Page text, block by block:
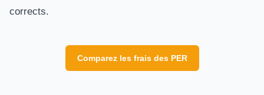
corrects.
Comparez les frais des PER